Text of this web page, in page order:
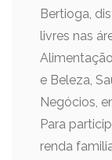
Bertioga,
livres nas
e Beleza,
Negócios,
Para
renda